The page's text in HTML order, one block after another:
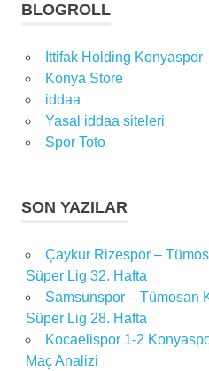
sonuçları
maç
haberi
maç
sonucu
spor
toto
süper
lig
BLOGROLL
İttifak Holding Konyaspor
Konya Store
iddaa
Yasal iddaa siteleri
Spor Toto
SON YAZILAR
Çaykur Rizespor –
Süper Lig 32. Hafta
Samsunspor – Tümosan
Süper Lig 28. Hafta
Kocaelispor 1-2
Maç Analizi